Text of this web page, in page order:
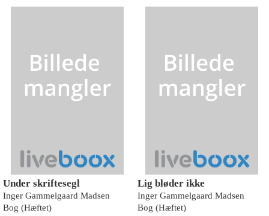
Under skriftesegl
Inger Gammelgaard Madsen
Bog (Hæftet)
Lig bløder ikke
Inger Gammelgaard Madsen
Bog (Hæftet)